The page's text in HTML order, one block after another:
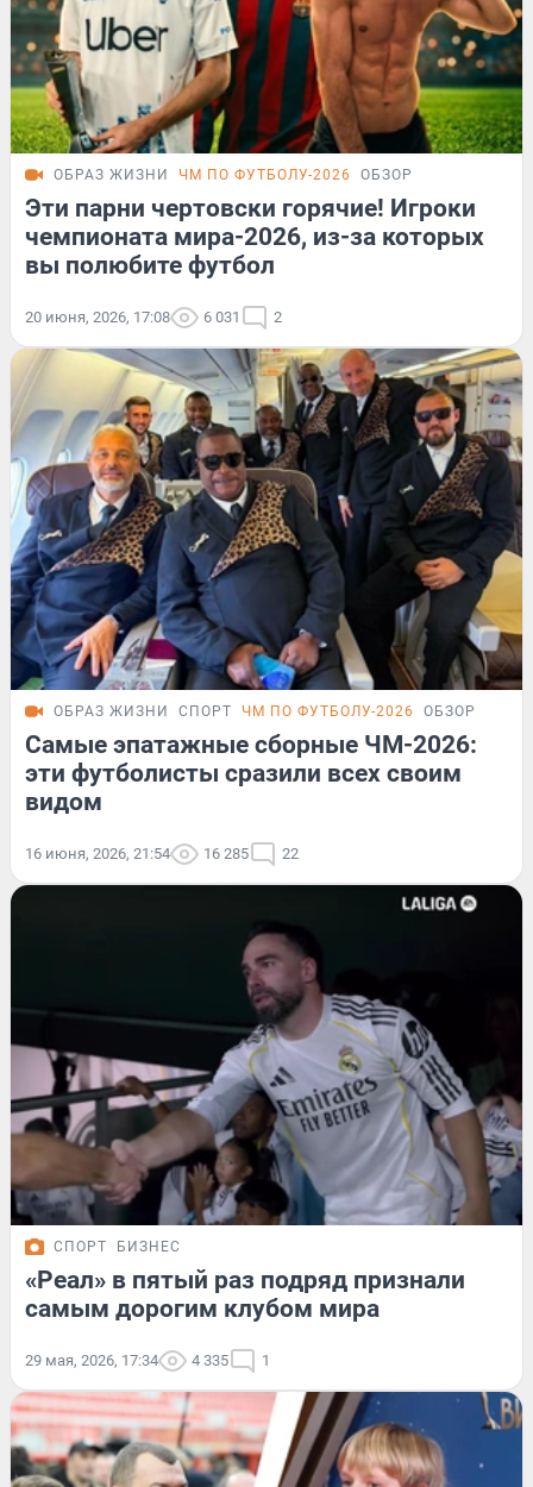
ОБРАЗ ЖИЗНИ ЧМ ПО ФУТБОЛУ-2026 ОБЗОР
Эти парни чертовски горячие! Игроки
чемпионата мира-2026, из-за которых
вы полюбите футбол
20 июня, 2026, 17:08 6 031 2
ОБРАЗ ЖИЗНИ СПОРТ ЧМ ПО ФУТБОЛУ-2026 ОБЗОР
Самые эпатажные сборные ЧМ-2026:
эти футболисты сразили всех своим
видом
16 июня, 2026, 21:54 16 285 22
СПОРТ БИЗНЕС
«Реал» в пятый раз подряд признали
самым дорогим клубом мира
29 мая, 2026, 17:34 4 335 1